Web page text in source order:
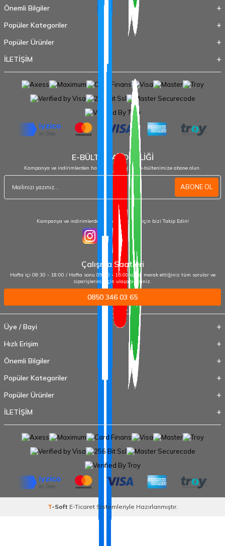
Önemli Bilgiler
Popüler Kategoriler
Popüler Ürünler
İLETİŞİM
E-BÜLTEN ABONELİĞİ
Kampanya ve indirimlerden haberdar olmak için e-bültenimize abone olun.
ABONE OL
Kampanya ve indirimlerden haberdar olmak için bizi Takip Edin!
Çalışma Saatleri
Hafta içi 08:30 - 18:00 / Hafta sonu 09:00 - 15:00 arası merak ettiğiniz tüm sorular ve
siparişleriniz için ulaşabilirsiniz.
0850 346 03 65
Üye / Bayi
Hızlı Erişim
Önemli Bilgiler
Popüler Kategoriler
Popüler Ürünler
İLETİŞİM
T-Soft E-TicaretSistemleriyle Hazırlanmıştır.